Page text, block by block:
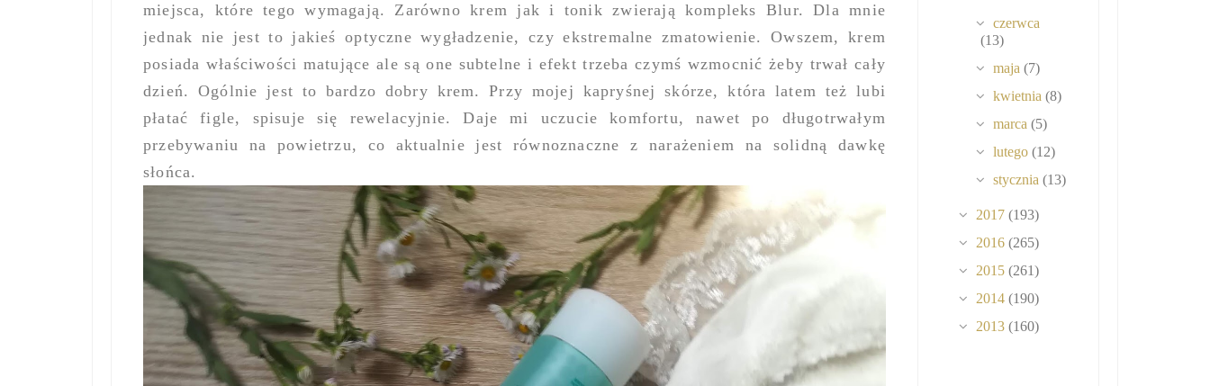
miejsca, które tego wymagają. Zarówno krem jak i tonik zwierają kompleks Blur. Dla mnie
jednak nie jest to jakieś optyczne wygładzenie, czy ekstremalne zmatowienie. Owszem, krem
posiada właściwości matujące ale są one subtelne i efekt trzeba czymś wzmocnić żeby trwał cały
dzień. Ogólnie jest to bardzo dobry krem. Przy mojej kapryśnej skórze, która latem też lubi
płatać figle, spisuje się rewelacyjnie. Daje mi uczucie komfortu, nawet po długotrwałym
przebywaniu na powietrzu, co aktualnie jest równoznaczne z narażeniem na solidną dawkę
słońca.
czerwca
(13)
maja(7)
kwietnia(8)
marca(5)
lutego(12)
stycznia(13)
2017 (193)
2016 (265)
2015 (261)
2014 (190)
2013 (160)